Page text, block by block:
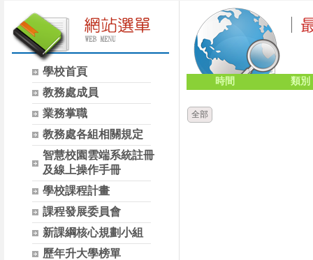
學校首頁
教務處成員
業務掌職
教務處各組相關規定
智慧校園雲端系統註冊
及線上操作手冊
學校課程計畫
課程發展委員會
新課綱核心規劃小組
歷年升大學榜單
時間 類別
全部